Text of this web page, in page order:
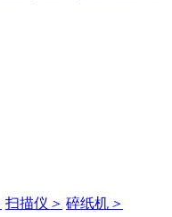
扫描仪 ＞ 碎纸机 ＞